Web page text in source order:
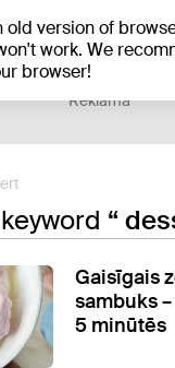
old version of
work. We
browser!
°C
Reklāma
“
Gaisīgais
sambuks
5 minūtēs